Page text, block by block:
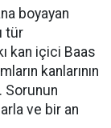
boyayan
tür
kan içici Baas
kanlarının
Sorunun
ve bir an